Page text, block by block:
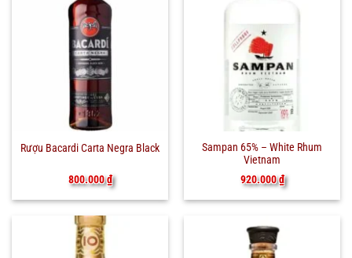
Rượu Bacardi Carta Negra Black
800.000₫
Sampan 65% – White Rhum
Vietnam
920.000₫